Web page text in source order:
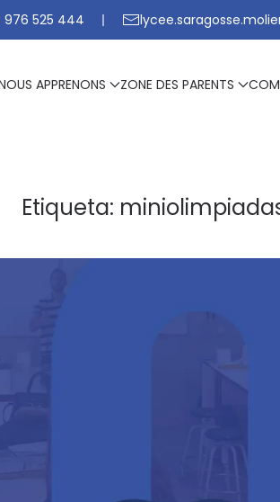
976 525 444
APPRENONS ZONE DES PARENTS
Etiqueta: